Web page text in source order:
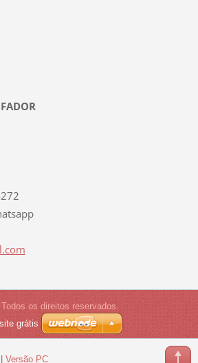
os direitos reservados.
grátis
Versão PC